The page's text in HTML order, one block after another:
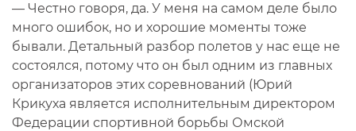
— Честно говоря, да. У меня на самом деле было
много ошибок, но и хорошие моменты тоже
бывали. Детальный разбор полетов у нас еще не
состоялся, потому что он был одним из главных
организаторов этих соревнований (Юрий
Крикуха является исполнительным директором
Федерации спортивной борьбы Омской